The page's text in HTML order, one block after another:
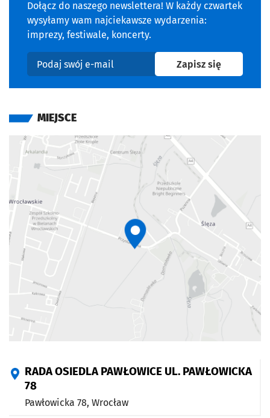
Dołącz do naszego newslettera! W każdy czwartek
wysyłamy wam najciekawsze wydarzenia:
imprezy, festiwale, koncerty.
Podaj swój e-mail
Zapisz sięna
MIEJSCE
RADA OSIEDLA PAWŁOWICE UL. PAWŁOWICKA
78
Pawłowicka 78, Wrocław